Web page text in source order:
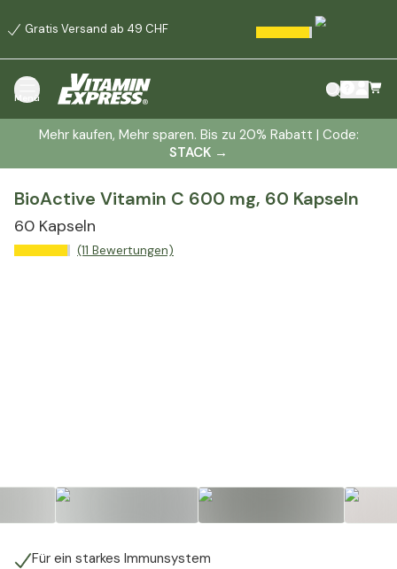
Gratis Versand ab 49 CHF
Menü
Mehr kaufen, Mehr sparen. Bis zu 20% Rabatt | Code:
STACK →
BioActive Vitamin C 600 mg, 60 Kapseln
60 Kapseln
(11 Bewertungen)
Für ein starkes Immunsystem